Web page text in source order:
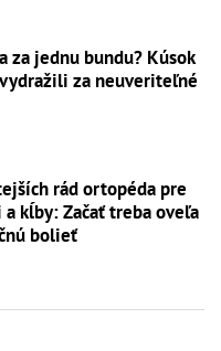
za jednu bundu? Kúsok
za neuveriteľné
rád ortopéda pre
kĺby: Začať treba oveľa
bolieť